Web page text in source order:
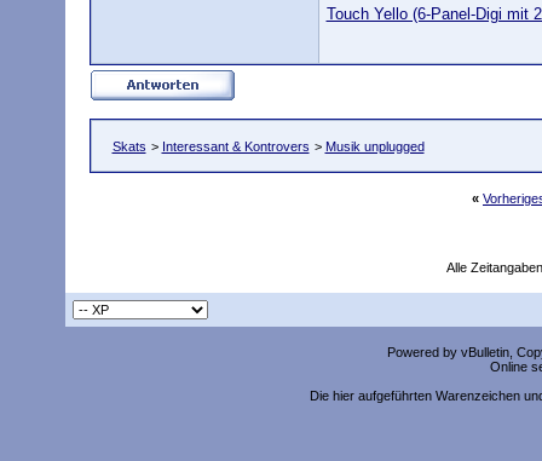
Touch Yello (6-Panel-Digi mit
Skats > Interessant & Kontrovers > Musik unplugged
«
Alle
Powered by vBulletin,
Online
Die hier aufgeführten Warenzeichen